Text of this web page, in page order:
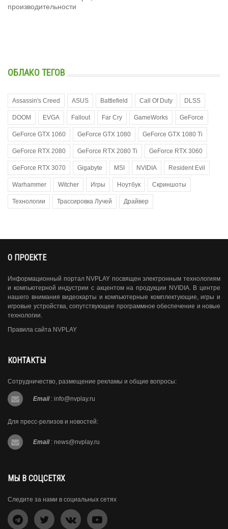
производительности
ОБЛАКО ТЕГОВ
Assassin's Creed ASUS Battlefield Call Of Duty DLSS
DOOM EVGA Fallout Far Cry GameWorks GeForce
GeForce GTX 1060 GeForce GTX 1080 GeForce GTX 1080 Ti
GeForce RTX 2080 GeForce RTX 2080 Ti GeForce RTX 3060
GeForce RTX 3070 Gigabyte MSI NVIDIA Resident Evil
Warhammer Witcher Игры Ноутбук Скриншоты
Технологии Трассировка Лучей Драйвер
О ПРОЕКТЕ
Информационный портал NVPLAY посвящен электронным технологиям
и компьютерной индустрии с акцентом на продукции NVIDIA. В центре
нашего внимания видеокарты и компьютерные комплектующие, игры и
игровые устройства, сопутствующее программное обеспечение и новые
технологии.
Правила сайта NVPLAY
КОНТАКТЫ
Сотрудничество, размещение рекламы и общие вопросы:
Email : info@nvplay.ru
Для пресс-релизов и новостей:
Email : news@nvplay.ru
МЫ В СОЦСЕТЯХ
Следите за нами в социальных сетях